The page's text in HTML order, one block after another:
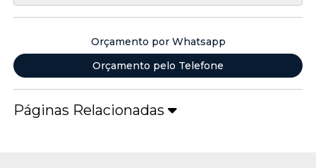
Orçamento por Whatsapp
Orçamento pelo Telefone
Páginas Relacionadas